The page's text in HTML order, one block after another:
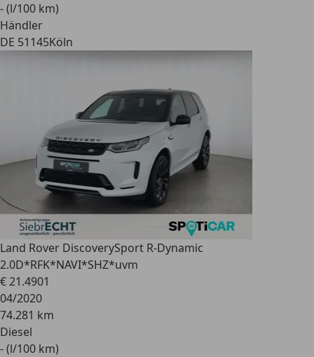
- (l/100 km)
Händler
DE 51145Köln
Land Rover DiscoverySport R-Dynamic
2.0D*RFK*NAVI*SHZ*uvm
€ 21.4901
04/2020
74.281 km
Diesel
- (l/100 km)